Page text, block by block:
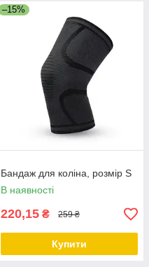
–15%
Бандаж для коліна, розмір S
В наявності
220,15 ₴ 259 ₴
Купити